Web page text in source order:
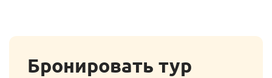
Бронировать тур